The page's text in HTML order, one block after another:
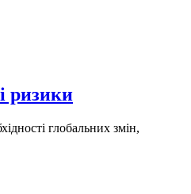
ризики
глобальних змін,